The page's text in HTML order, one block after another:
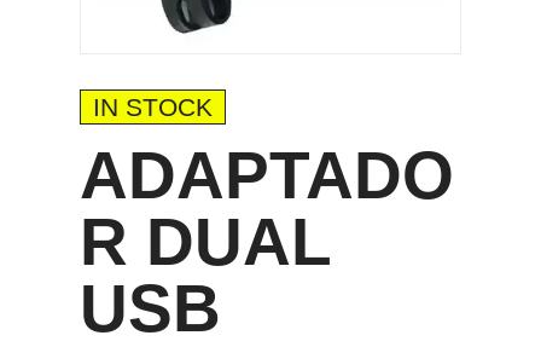
IN STOCK
ADAPTADO
R DUAL
USB